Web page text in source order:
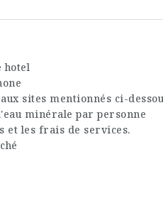
hotel
sites mentionnés ci-
minérale par personne
et les frais de services.